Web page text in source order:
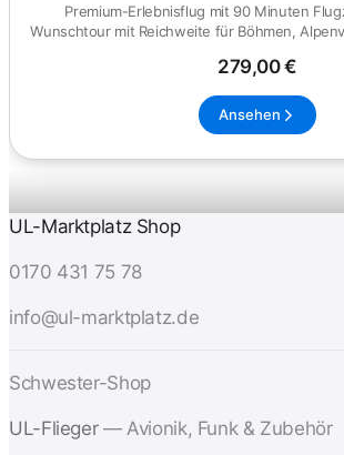
Premium-Erlebnisflug mit 90 Minuten
Wunschtour mit Reichweite für Böhmen,
279,00 €
Ansehen
UL-Marktplatz Shop
0170 431 75 78
info@ul-marktplatz.de
Schwester-Shop
UL-Flieger — Avionik, Funk & Zubehör